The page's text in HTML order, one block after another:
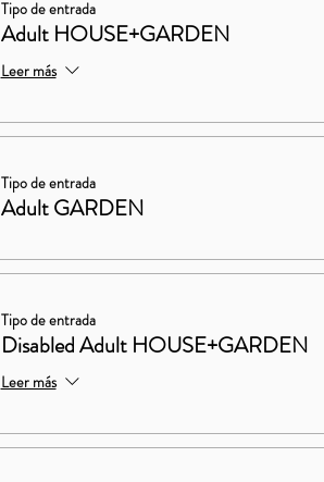
Tipo de entrada
Adult HOUSE+GARDEN
Leer más
Tipo de entrada
Adult GARDEN
Tipo de entrada
Disabled Adult HOUSE+GARDEN
Leer más